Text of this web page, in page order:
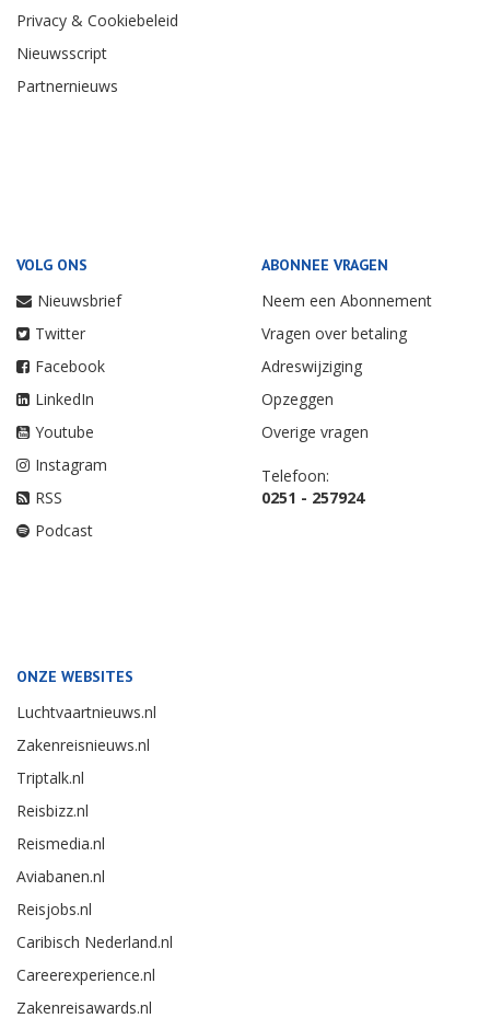
Privacy & Cookiebeleid
Nieuwsscript
Partnernieuws
VOLG ONS
Nieuwsbrief
Twitter
Facebook
LinkedIn
Youtube
Instagram
RSS
Podcast
ABONNEE VRAGEN
Neem een Abonnement
Vragen over betaling
Adreswijziging
Opzeggen
Overige vragen
Telefoon:
0251 - 257924
ONZE WEBSITES
Luchtvaartnieuws.nl
Zakenreisnieuws.nl
Triptalk.nl
Reisbizz.nl
Reismedia.nl
Aviabanen.nl
Reisjobs.nl
Caribisch Nederland.nl
Careerexperience.nl
Zakenreisawards.nl